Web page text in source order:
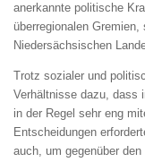
anerkannte politische
überregionalen
Niedersächsischen
Trotz sozialer und
Verhältnisse dazu, dass
in der Regel sehr eng
Entscheidungen
auch, um gegenüber